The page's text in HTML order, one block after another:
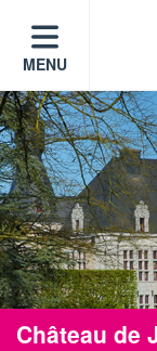
MENU
Château de